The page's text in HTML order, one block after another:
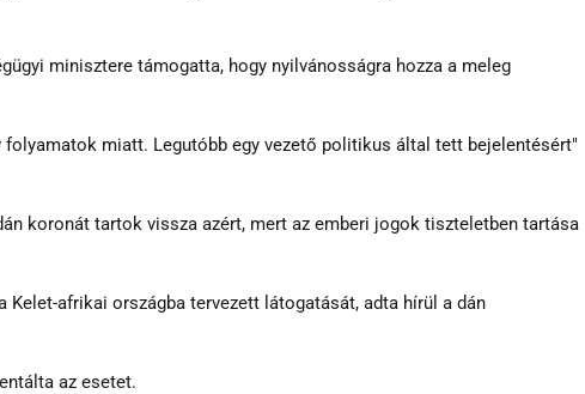
minisztere támogatta, hogy nyilvánosságra hozza a meleg
folyamatok miatt. Legutóbb egy vezető politikus által tett bejelentésért"
koronát tartok vissza azért, mert az emberi jogok tiszteletben tartása
afrikai országba tervezett látogatását, adta hírül a dán
az esetet.